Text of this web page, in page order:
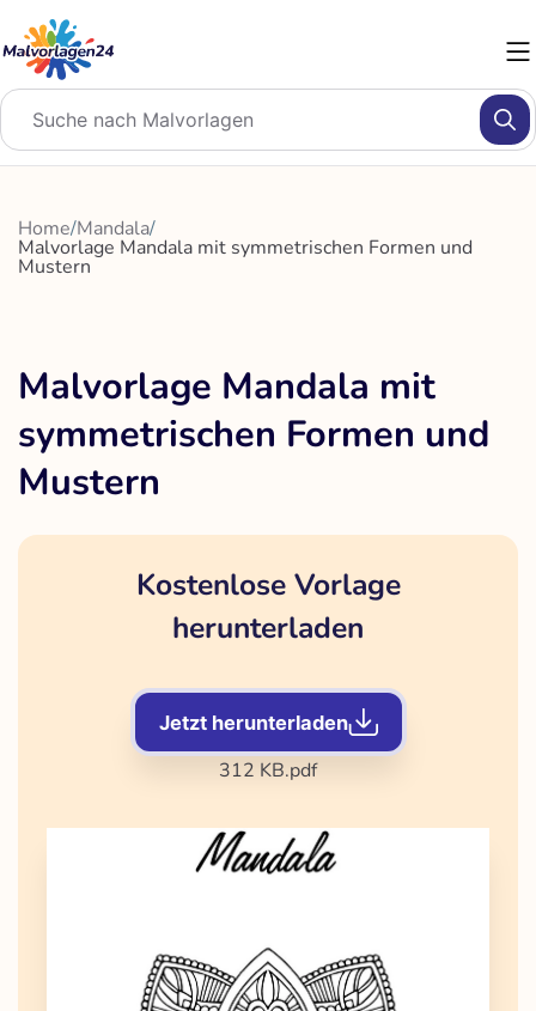
Inhalt
springen
Home/Mandala/
Malvorlage Mandala mit symmetrischen Formen und
Mustern
Malvorlage Mandala mit
symmetrischen Formen und
Mustern
Kostenlose Vorlage
herunterladen
Jetzt herunterladen
312 KB.pdf